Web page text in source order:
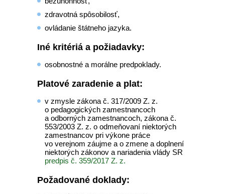
zdravotná spôsobilosť,
ovládanie štátneho jazyka.
Iné kritériá a požiadavky:
osobnostné a morálne predpoklady.
Platové zaradenie a plat:
v zmysle zákona č. 317/2009 Z. z.
o pedagogických zamestnancoch
a odborných zamestnancoch, zákona č.
553/2003 Z. z. o odmeňovaní niektorých
zamestnancov pri výkone práce
vo verejnom záujme a o zmene a doplnení
niektorých zákonov a nariadenia vlády SR
predpis č. 359/2017 Z. z.
Požadované doklady: